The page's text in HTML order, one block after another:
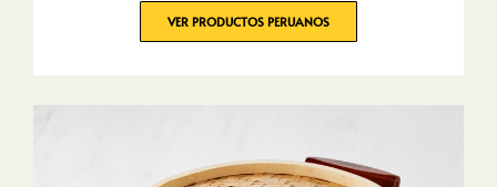
VER PRODUCTOS PERUANOS